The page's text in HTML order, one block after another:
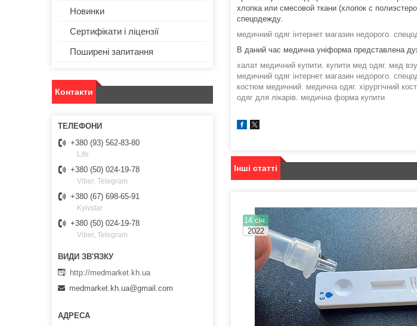
хлопка или смесовой ткани (хлопок с
спецодежду.
медичний одяг інтернет магазин недорого.
В даний час медична уніформа представлена
халат медичний купити. купити мед одяг. мед
медичний одяг інтернет магазин недорого.
костюм медичний. медична одяг. хірургічний
одяг для лікарів. медична форма купити
Інші статті
14 січ.
2022
Новинки
Сертифікати і ліцензії
Поширені запитання
Контакти
+380 (93) 562-83-80
Life
+380 (50) 024-19-78
Viber, Telegram
+380 (67) 698-65-91
Kyivstar
+380 (50) 024-19-78
Viber, Telegram
http://medmarket.kh.ua
medmarket.kh.ua@gmail.com